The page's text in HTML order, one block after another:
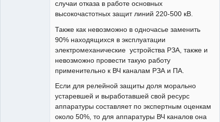
случаи отказа в работе основных
высокочастотных защит линий 220-500 кВ.
Также как невозможно в одночасье заменить
90% находящихся в эксплуатации
электромеханические устройства РЗА, также и
невозможно провести такую работу
применительно к ВЧ каналам РЗА и ПА.
Если для релейной защиты доля морально
устаревшей и выработавшей свой ресурс
аппаратуры составляет по экспертным оценкам
около 50%, то для аппаратуры ВЧ каналов она